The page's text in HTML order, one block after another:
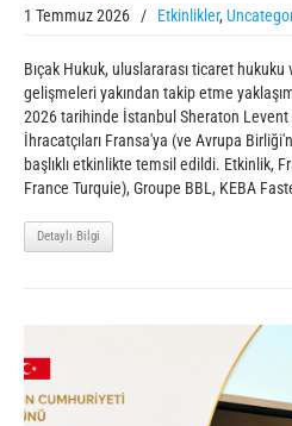
1 Temmuz 2026 / Etkinlikler,
Bıçak Hukuk, uluslararası ticaret
gelişmeleri yakından takip etme
2026 tarihinde İstanbul Sheraton Levent
İhracatçıları Fransa'ya (ve Avrupa
başlıklı etkinlikte temsil edildi. Etkinlik,
France Turquie), Groupe BBL, KEBA
Detaylı Bilgi